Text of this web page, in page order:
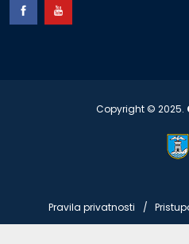
Copyright © 2025.
Pravila privatnosti